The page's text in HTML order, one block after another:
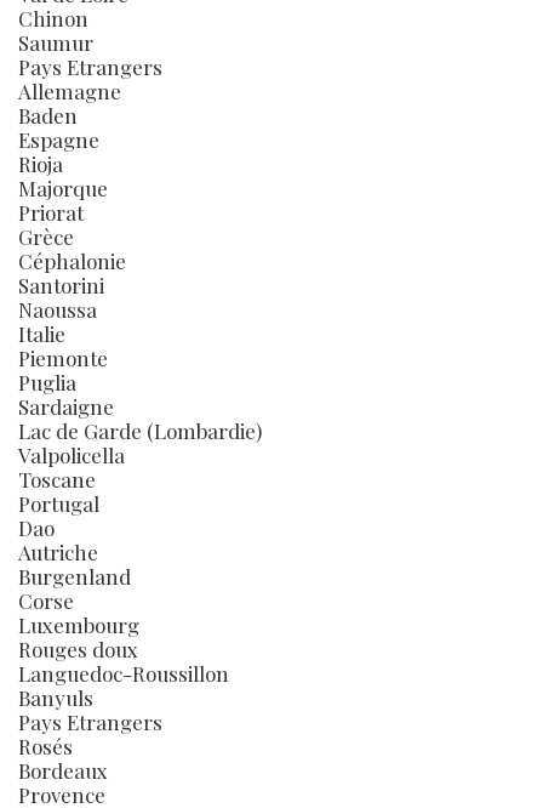
Chinon
Saumur
Pays Etrangers
Allemagne
Baden
Espagne
Rioja
Majorque
Priorat
Grèce
Céphalonie
Santorini
Naoussa
Italie
Piemonte
Puglia
Sardaigne
Lac de Garde (Lombardie)
Valpolicella
Toscane
Portugal
Dao
Autriche
Burgenland
Corse
Luxembourg
Rouges doux
Languedoc-Roussillon
Banyuls
Pays Etrangers
Rosés
Bordeaux
Provence